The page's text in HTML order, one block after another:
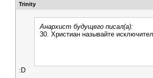
Trinity
Анархист будущего писал(а):
30. Христиан называйте
:D